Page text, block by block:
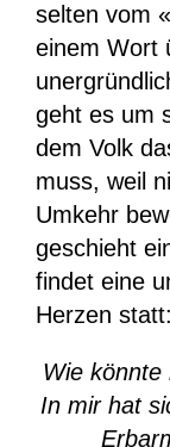
selten vom
einem Wort
geht es um
dem Volk
muss, weil
Umkehr
geschieht
findet eine
Herzen statt:
Wie
In mir hat